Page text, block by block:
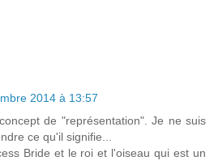
2014 à 13:57
de "représentation". Je ne suis
ce qu'il signifie...
Bride et le roi et l'oiseau qui est un